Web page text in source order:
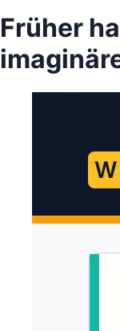
Früher